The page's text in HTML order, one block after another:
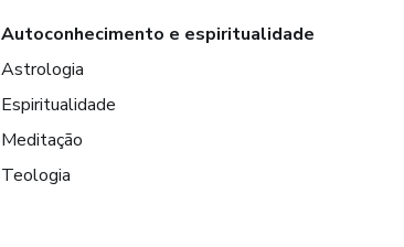
Autoconhecimento e espiritualidade
Astrologia
Espiritualidade
Meditação
Teologia